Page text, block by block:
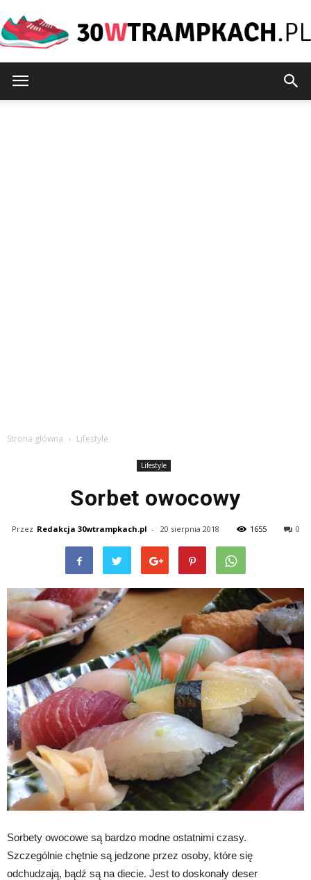
Strona główna Lifestyle
Lifestyle
Sorbet owocowy
Przez Redakcja 30wtrampkach.pl - 20 sierpnia 2018 1655 0
Sorbety owocowe są bardzo modne ostatnimi czasy.
Szczególnie chętnie są jedzone przez osoby, które się
odchudzają, bądź są na diecie. Jest to doskonały deser